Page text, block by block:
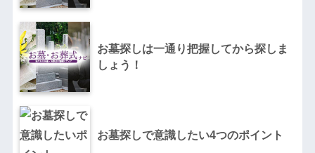
お墓探しは一通り把握してから探しま
しょう！
お墓探しで意識したい4つのポイント